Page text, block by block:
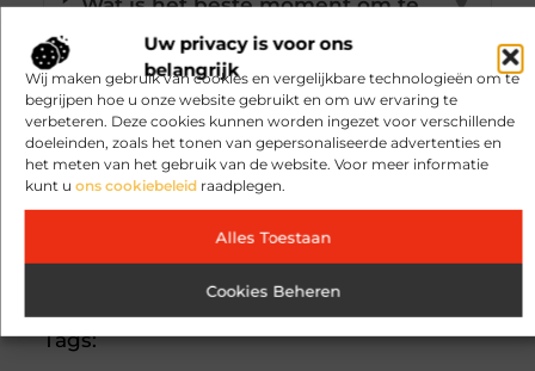
Uw privacy is voor ons
belangrijk
Wij maken gebruik van cookies en vergelijkbare technologieën om te
begrijpen hoe u onze website gebruikt en om uw ervaring te
verbeteren. Deze cookies kunnen worden ingezet voor verschillende
doeleinden, zoals het tonen van gepersonaliseerde advertenties en
het meten van het gebruik van de website. Voor meer informatie
kunt u ons cookiebeleidraadplegen.
Alles Toestaan
Cookies Beheren
wandelen?
Moet ik snel wandelen of kan ik
rustig lopen?
▼
Goed artikel? Deel hem dan op:
X
FacebookPinterestLinkedInEmail
Tags: